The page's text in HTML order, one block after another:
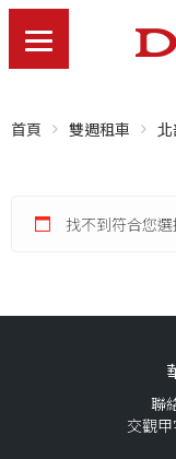
首頁 雙週租車
找不到符合您
聯
交觀